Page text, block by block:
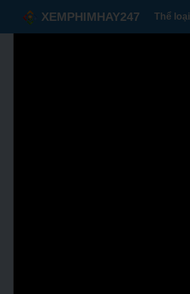
XEMPHIMHAY247 Thể loại